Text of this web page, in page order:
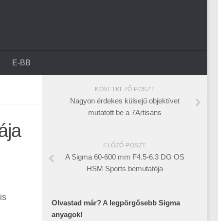
E-BB
KÖVETKEZŐ POSZT
Nagyon érdekes külsejű objektívet
mutatott be a 7Artisans
ELŐZŐ POSZT
A Sigma 60-600 mm F4.5-6.3 DG OS
HSM Sports bemutatója
Olvastad már? A legpörgősebb Sigma
anyagok!